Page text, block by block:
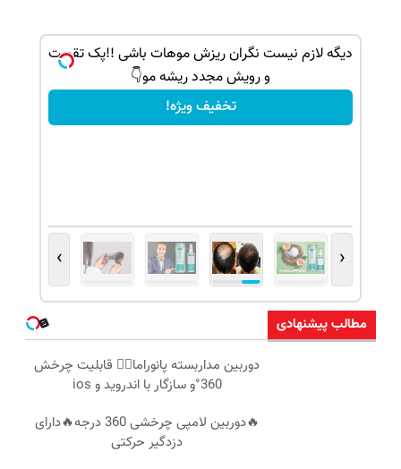
دیگه لازم نیست نگران ریزش موهات باشی !!پک تقویت
و رویش مجدد ریشه مو👇
تخفیف ویژه!
‹
›
مطالب پیشنهادی
دوربین مداربسته پانوراما👈🏻 قابلیت چرخش
360°و سازگار با اندروید و ios
🔥دوربین لامپی چرخشی 360 درجه🔥دارای
دزدگیر حرکتی